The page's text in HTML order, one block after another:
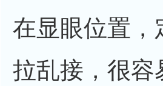
在显眼位置，
拉乱接，很容